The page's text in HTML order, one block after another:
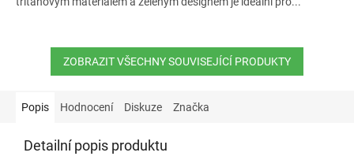
ZOBRAZIT VŠECHNY SOUVISEJÍCÍ PRODUKTY
Popis Hodnocení Diskuze Značka
Detailní popis produktu